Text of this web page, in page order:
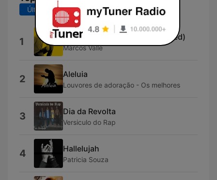
Últimos 7 dias Últimos 30 dias
1 Previsao do Tempo (Remastered)
Marcos Valle
2 Aleluia
Louvores de adoração - Os melhores
3 Dia da Revolta
Versiculo do Rap
4 Hallelujah
Patricia Souza